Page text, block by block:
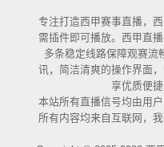
专注打造西甲赛事直播，
需插件即可播放。西甲直
多条稳定线路保障观赛流
讯，简洁清爽的操作界面
享优质便
本站所有直播信号均由用
所有内容均来自互联网，